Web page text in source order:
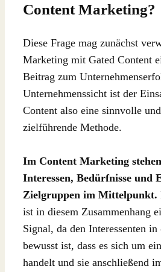
Content Marketing?
Diese Frage mag zunächst
Marketing mit Gated Content
Beitrag zum
Unternehmenssicht ist der
Content also eine sinnvolle
zielführende Methode.
Im Content Marketing
Interessen, Bedürfnisse und
Zielgruppen im Mittelpunkt.
ist in diesem Zusammenhang
Signal, da den Interessenten
bewusst ist, dass es sich um
handelt und sie anschließend